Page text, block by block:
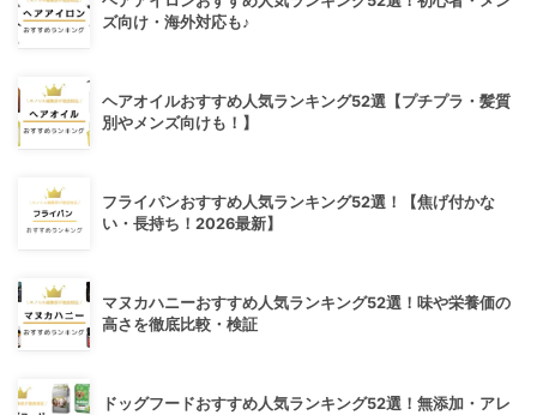
ズ向け・海外対応も♪
ヘアオイルおすすめ人気ランキング52選【プチプラ・髪質
別やメンズ向けも！】
フライパンおすすめ人気ランキング52選！【焦げ付かな
い・長持ち！2026最新】
マヌカハニーおすすめ人気ランキング52選！味や栄養価の
高さを徹底比較・検証
ドッグフードおすすめ人気ランキング52選！無添加・アレ